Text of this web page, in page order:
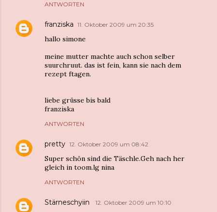
ANTWORTEN
franziska 11. Oktober 2009 um 20:35
hallo simone
meine mutter machte auch schon selber
suurchruut. das ist fein, kann sie nach dem
rezept ftagen.
liebe grüsse bis bald
franziska
ANTWORTEN
pretty 12. Oktober 2009 um 08:42
Super schön sind die Täschle.Geh nach her
gleich in toom.lg nina
ANTWORTEN
Stärneschyiin 12. Oktober 2009 um 10:10